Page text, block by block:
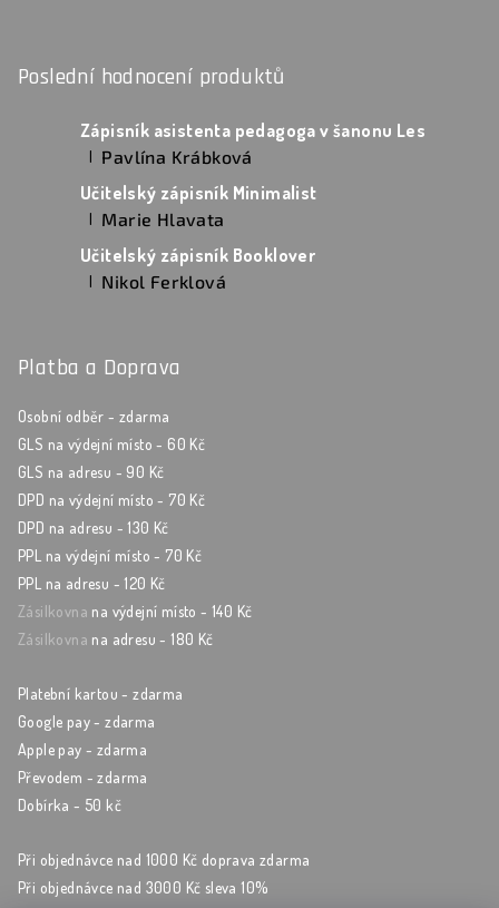
Poslední hodnocení produktů
Zápisník asistenta pedagoga v šanonu Les
Hodnocení produktu je 5 z 5 hvězdiček.
| Pavlína Krábková
Učitelský zápisník Minimalist
Hodnocení produktu je 5 z 5 hvězdiček.
| Marie Hlavata
Učitelský zápisník Booklover
Hodnocení produktu je 5 z 5 hvězdiček.
| Nikol Ferklová
Platba a Doprava
Osobní odběr - zdarma
GLS na výdejní místo - 60 Kč
GLS na adresu - 90 Kč
DPD na výdejní místo - 70 Kč
DPD na adresu - 130 Kč
PPL na výdejní místo - 70 Kč
PPL na adresu - 120 Kč
Zásilkovna na výdejní místo - 140 Kč
Zásilkovna na adresu - 180 Kč
Platební kartou - zdarma
Google pay - zdarma
Apple pay - zdarma
Převodem - zdarma
Dobírka - 50 kč
Při objednávce nad 1000 Kč doprava zdarma
Při objednávce nad 3000 Kč sleva 10%